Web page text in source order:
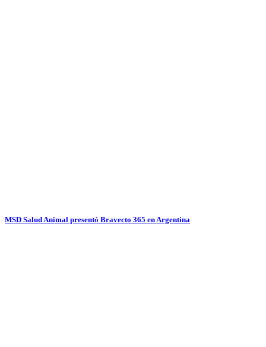
MSD Salud Animal presentó Bravecto 365 en Argentina